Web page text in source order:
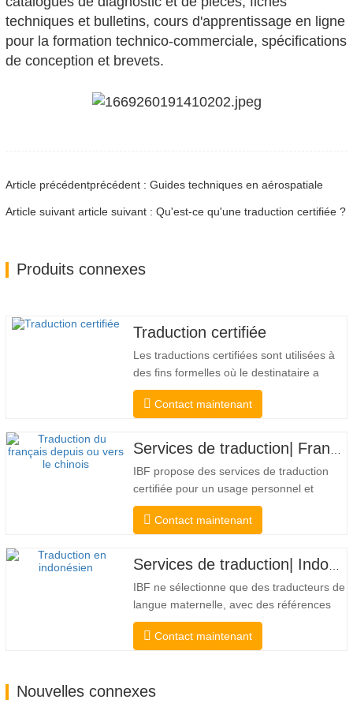
techniques et bulletins, cours d'apprentissage en ligne
pour la formation technico-commerciale, spécifications
de conception et brevets.
Article précédentprécédent : Guides techniques en aérospatiale
Article suivant article suivant : Qu'est-ce qu'une traduction certifiée ?
Produits connexes
Traduction certifiée
Les traductions certifiées sont utilisées à
des fins formelles où le destinataire a
besoin d'une confirmation pour confirmer
l'exactitude et l'exhaustivité de la
collèges, aux tribunaux et à plusieurs
gouvernements municipaux, étatiques et
fédéraux, ce type de…
Contact maintenant
IBF propose des services de traduction
certifiée pour un usage personnel et
officiel par les universités, les tribunaux et
de nombreux gouvernements locaux.
traducteurs de langue maternelle ayant
des qualifications professionnelles et
académiques éprouvées. Avant…
Contact maintenant
IBF ne sélectionne que des traducteurs de
langue maternelle, avec des références
professionnelles et académiques
éprouvées. Avant d'obtenir la certification,
leurs performances selon les normes de
Contact maintenant
Nouvelles connexes